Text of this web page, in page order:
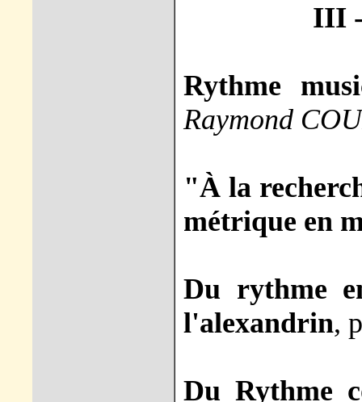
III
Rythme
Raymond
"À la
métrique en
Du rythme
l'alexandrin,
Du Rythme